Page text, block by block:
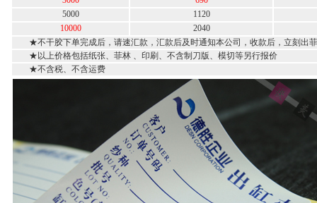
5000
1120
10000
2040
★不干胶下单完成后，请速汇款，汇款后及时通知本公司，收款后，立刻出
★以上价格包括纸张、菲林 、印刷、不含制刀版、模切等另行报价
★不含税、不含运费